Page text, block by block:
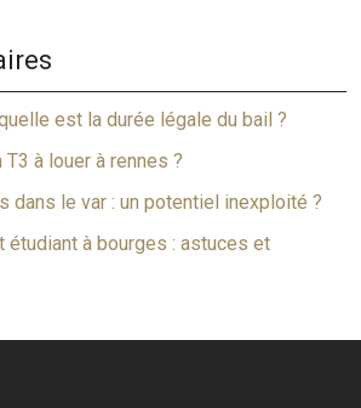
est la durée légale du bail ?
à louer à rennes ?
dans le var : un potentiel inexploité ?
étudiant à bourges : astuces et